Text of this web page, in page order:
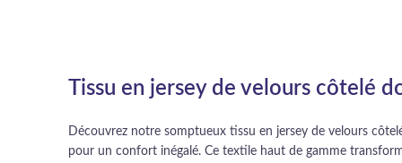
Tissu en jersey de velours côtelé
Découvrez notre somptueux tissu en jersey de velours
pour un confort inégalé. Ce textile haut de gamme